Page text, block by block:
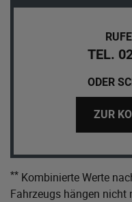
TEL.
ODER
ZUR
** Kombinierte Werte
Fahrzeugs hängen nicht